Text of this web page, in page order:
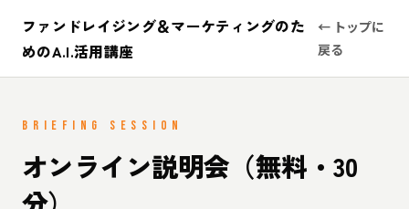
ファンドレイジング＆マーケティングのた
めのA.I.活用講座
← トップに
戻る
BRIEFING SESSION
オンライン説明会（無料・30